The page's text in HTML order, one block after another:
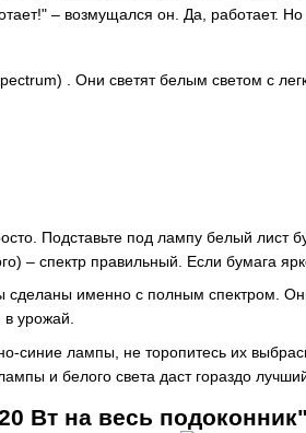
– возмущался он. Да, работает. Но
. Они светят белым светом с
Подставьте под лампу белый
– спектр правильный. Если бумага
сделаны именно с полным спектром. Они
в урожай.
синие лампы, не торопитесь их
и белого света даст гораздо
Вт на весь подоконник"